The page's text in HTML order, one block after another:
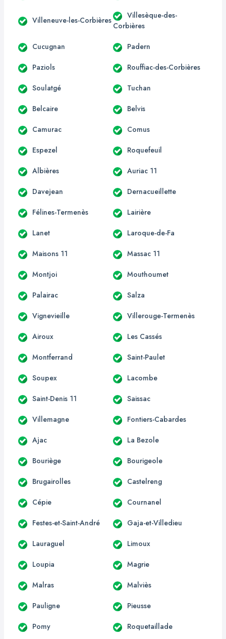
Villeneuve-les-Corbières
Villesèque-des-
Corbières
Cucugnan Padern
Paziols Rouffiac-des-Corbières
Soulatgé Tuchan
Belcaire Belvis
Camurac Comus
Espezel Roquefeuil
Albières Auriac 11
Davejean Dernacueillette
Félines-Termenès Lairière
Lanet Laroque-de-Fa
Maisons 11 Massac 11
Montjoi Mouthoumet
Palairac Salza
Vignevieille Villerouge-Termenès
Airoux Les Cassés
Montferrand Saint-Paulet
Soupex Lacombe
Saint-Denis 11 Saissac
Villemagne Fontiers-Cabardes
Ajac La Bezole
Bouriège Bourigeole
Brugairolles Castelreng
Cépie Cournanel
Festes-et-Saint-André Gaja-et-Villedieu
Lauraguel Limoux
Loupia Magrie
Malras Malviès
Pauligne Pieusse
Pomy Roquetaillade